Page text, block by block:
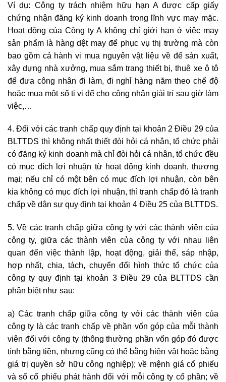
Ví dụ: Công ty trách nhiệm hữu hạn A được cấp giấy
chứng nhận đăng ký kinh doanh trong lĩnh vực may mặc.
Hoạt động của Công ty A không chỉ giới hạn ở việc may
sản phẩm là hàng dệt may để phục vụ thị trường mà còn
bao gồm cả hành vi mua nguyên vật liệu về để sản xuất,
xây dựng nhà xưởng, mua sắm trang thiết bị, thuê xe ô tô
để đưa công nhân đi làm, đi nghỉ hàng năm theo chế độ
hoặc mua một số ti vi để cho công nhân giải trí sau giờ làm
việc,…
4. Đối với các tranh chấp quy định tại khoản 2 Điều 29 của
BLTTDS thì không nhất thiết đòi hỏi cá nhân, tổ chức phải
có đăng ký kinh doanh mà chỉ đòi hỏi cá nhân, tổ chức đều
có mục đích lợi nhuận từ hoạt động kinh doanh, thương
mại; nếu chỉ có một bên có mục đích lợi nhuận, còn bên
kia không có mục đích lợi nhuận, thì tranh chấp đó là tranh
chấp về dân sự quy định tại khoản 4 Điều 25 của BLTTDS.
5. Về các tranh chấp giữa công ty với các thành viên của
công ty, giữa các thành viên của công ty với nhau liên
quan đến việc thành lập, hoạt động, giải thể, sáp nhập,
hợp nhất, chia, tách, chuyển đổi hình thức tổ chức của
công ty quy định tại khoản 3 Điều 29 của BLTTDS cần
phân biệt như sau:
a) Các tranh chấp giữa công ty với các thành viên của
công ty là các tranh chấp về phần vốn góp của mỗi thành
viên đối với công ty (thông thường phần vốn góp đó được
tính bằng tiền, nhưng cũng có thể bằng hiện vật hoặc bằng
giá trị quyền sở hữu công nghiệp); về mệnh giá cổ phiếu
và số cổ phiếu phát hành đối với mỗi công ty cổ phần; về